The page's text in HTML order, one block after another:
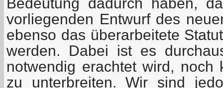
vorliegenden Entwurf des
ebenso das überarbeitete
werden. Dabei ist es
notwendig erachtet wird, noch
zu unterbreiten. Wir sind